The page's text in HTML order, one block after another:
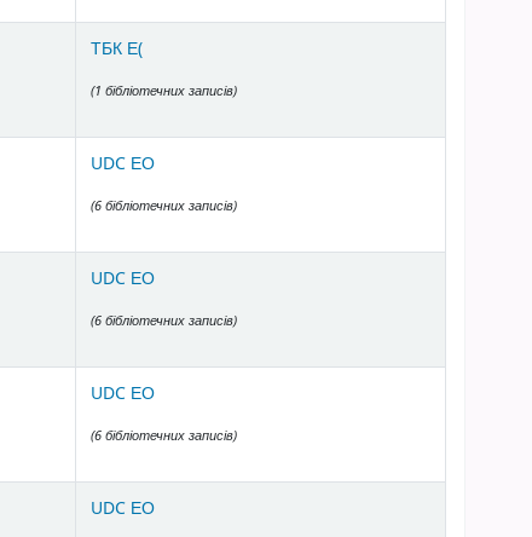
ТБК Е(
(1 бібліотечних записів)
UDC ЕО
(6 бібліотечних записів)
UDC ЕО
(6 бібліотечних записів)
UDC ЕО
(6 бібліотечних записів)
UDC ЕО